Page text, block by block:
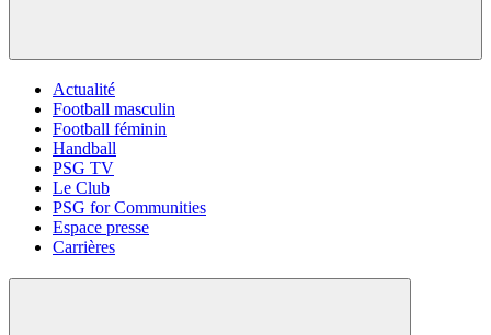
Actualité
Football masculin
Football féminin
Handball
PSG TV
Le Club
PSG for Communities
Espace presse
Carrières